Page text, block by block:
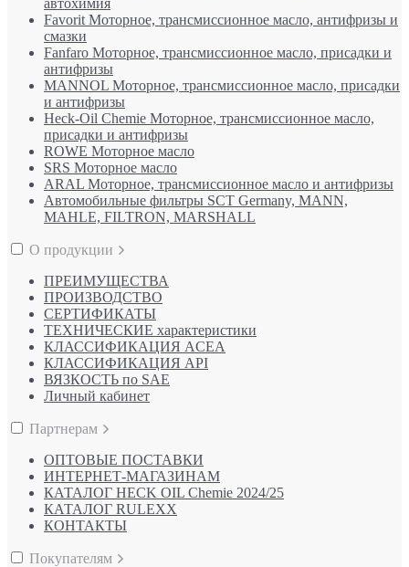
Favorit Моторное, трансмиссионное масло, антифризы и
смазки
Fanfaro Моторное, трансмиссионное масло, присадки и
антифризы
MANNOL Моторное, трансмиссионное масло, присадки
и антифризы
Heck-Oil Chemie Моторное, трансмиссионное масло,
присадки и антифризы
ROWE Моторное масло
SRS Моторное масло
ARAL Моторное, трансмиссионное масло и антифризы
Автомобильные фильтры SCT Germany, MANN,
MAHLE, FILTRON, MARSHALL
О продукции
ПРЕИМУЩЕСТВА
ПРОИЗВОДСТВО
СЕРТИФИКАТЫ
ТЕХНИЧЕСКИЕ характеристики
КЛАССИФИКАЦИЯ ACEA
КЛАССИФИКАЦИЯ API
ВЯЗКОСТЬ по SAE
Личный кабинет
Партнерам
ОПТОВЫЕ ПОСТАВКИ
ИНТЕРНЕТ-МАГАЗИНАМ
КАТАЛОГ HECK OIL Chemie 2024/25
КАТАЛОГ RULEXX
КОНТАКТЫ
Покупателям